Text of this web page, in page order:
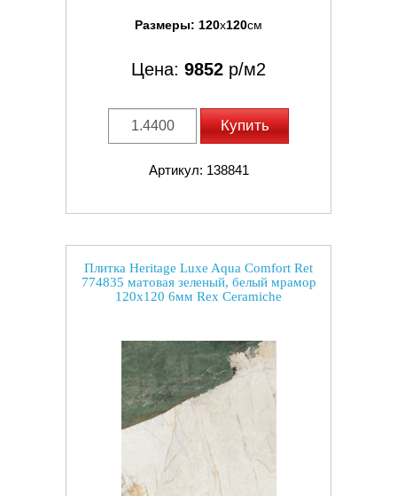
Размеры: 120x120см
Цена: 9852 р/м2
Купить
Артикул: 138841
Плитка Heritage Luxe Aqua Comfort Ret
774835 матовая зеленый, белый мрамор
120x120 6мм Rex Ceramiche